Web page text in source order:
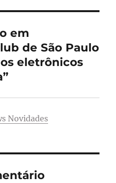
em
de São Paulo
eletrônicos
Novidades